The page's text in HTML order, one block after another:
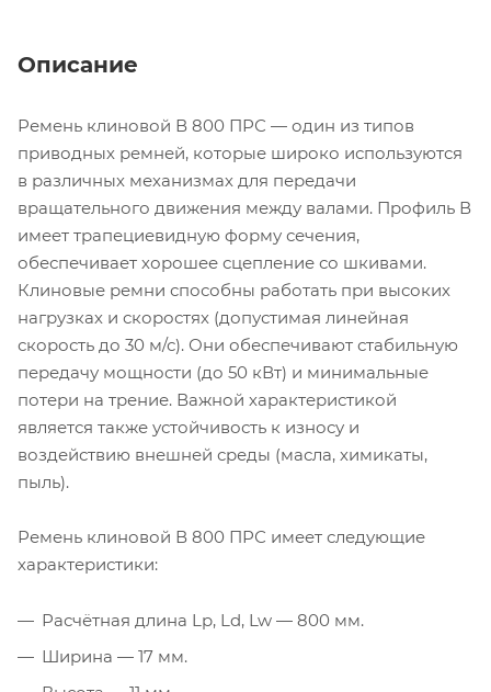
Описание
Ремень клиновой В 800 ПРС — один из типов
приводных ремней, которые широко используются
в различных механизмах для передачи
вращательного движения между валами. Профиль В
имеет трапециевидную форму сечения,
обеспечивает хорошее сцепление со шкивами.
Клиновые ремни способны работать при высоких
нагрузках и скоростях (допустимая линейная
скорость до 30 м/с). Они обеспечивают стабильную
передачу мощности (до 50 кВт) и минимальные
потери на трение. Важной характеристикой
является также устойчивость к износу и
воздействию внешней среды (масла, химикаты,
пыль).
Ремень клиновой В 800 ПРС имеет следующие
характеристики:
Расчётная длина Lp, Ld, Lw — 800 мм.
Ширина — 17 мм.